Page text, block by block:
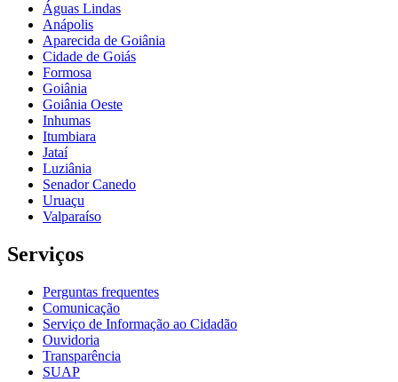
Águas Lindas
Anápolis
Aparecida de Goiânia
Cidade de Goiás
Formosa
Goiânia
Goiânia Oeste
Inhumas
Itumbiara
Jataí
Luziânia
Senador Canedo
Uruaçu
Valparaíso
Serviços
Perguntas frequentes
Comunicação
Serviço de Informação ao Cidadão
Ouvidoria
Transparência
SUAP